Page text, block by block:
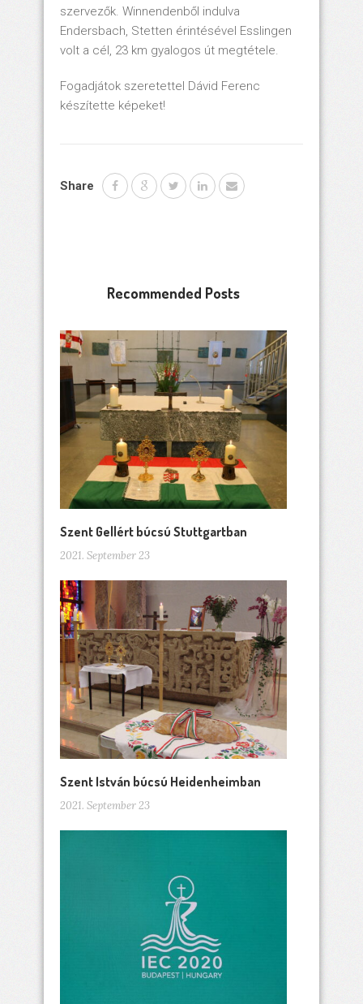
szervezők. Winnendenből indulva
Endersbach, Stetten érintésével Esslingen
volt a cél, 23 km gyalogos út megtétele.
Fogadjátok szeretettel Dávid Ferenc
készítette képeket!
Share
Recommended Posts
Szent Gellért búcsú Stuttgartban
2021. September 23
Szent István búcsú Heidenheimban
2021. September 23